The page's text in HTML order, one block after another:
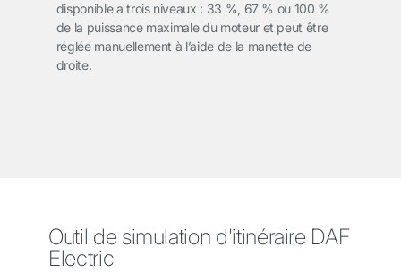
disponible a trois niveaux : 33 %, 67 % ou 100 %
de la puissance maximale du moteur et peut être
réglée manuellement à l’aide de la manette de
droite.
Outil de simulation d'itinéraire DAF
Electric